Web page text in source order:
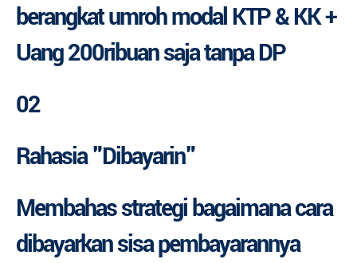
berangkat umroh modal KTP & KK +
Uang 200ribuan saja tanpa DP
02
Rahasia "Dibayarin"
Membahas strategi bagaimana cara
dibayarkan sisa pembayarannya